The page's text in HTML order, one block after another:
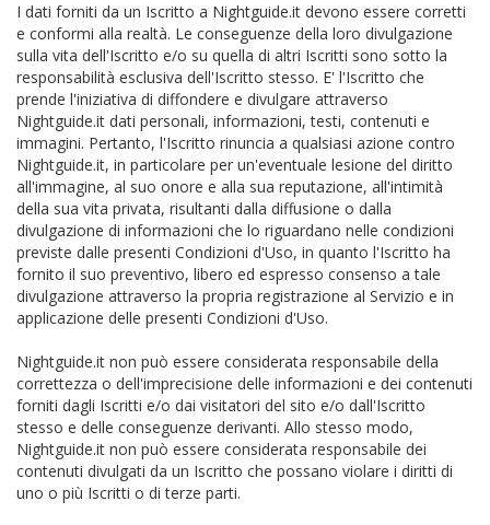
I dati forniti da un Iscritto a Nightguide.it devono essere corretti
e conformi alla realtà. Le conseguenze della loro divulgazione
sulla vita dell'Iscritto e/o su quella di altri Iscritti sono sotto la
responsabilità esclusiva dell'Iscritto stesso. E' l'Iscritto che
prende l'iniziativa di diffondere e divulgare attraverso
Nightguide.it dati personali, informazioni, testi, contenuti e
immagini. Pertanto, l'Iscritto rinuncia a qualsiasi azione contro
Nightguide.it, in particolare per un'eventuale lesione del diritto
all'immagine, al suo onore e alla sua reputazione, all'intimità
della sua vita privata, risultanti dalla diffusione o dalla
divulgazione di informazioni che lo riguardano nelle condizioni
previste dalle presenti Condizioni d'Uso, in quanto l'Iscritto ha
fornito il suo preventivo, libero ed espresso consenso a tale
divulgazione attraverso la propria registrazione al Servizio e in
applicazione delle presenti Condizioni d'Uso.
Nightguide.it non può essere considerata responsabile della
correttezza o dell'imprecisione delle informazioni e dei contenuti
forniti dagli Iscritti e/o dai visitatori del sito e/o dall'Iscritto
stesso e delle conseguenze derivanti. Allo stesso modo,
Nightguide.it non può essere considerata responsabile dei
contenuti divulgati da un Iscritto che possano violare i diritti di
uno o più Iscritti o di terze parti.